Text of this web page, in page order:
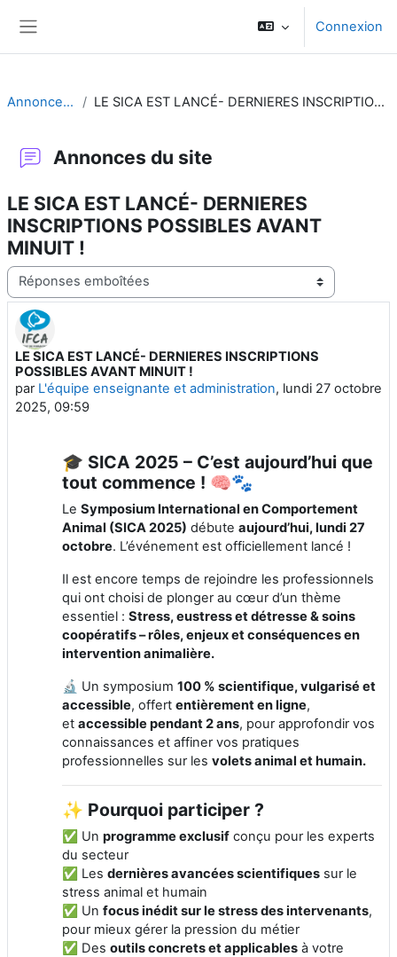
Connexion
Annonces du site LE SICA EST LANCÉ- DERNIERES INSCRIPTIONS POSSIBLES AVANT MINUIT !
Annonces du site
LE SICA EST LANCÉ- DERNIERES
INSCRIPTIONS POSSIBLES AVANT
MINUIT !
Type d’affichage
LE SICA EST LANCÉ- DERNIERES INSCRIPTIONS
POSSIBLES AVANT MINUIT !
par L'équipe enseignante et administration, lundi 27 octobre
2025, 09:59
Nombre de réponses : 0
🎓 SICA 2025 – C’est aujourd’hui que
tout commence ! 🧠🐾
Le Symposium International en Comportement
Animal (SICA 2025) débute aujourd’hui, lundi 27
octobre. L’événement est officiellement lancé !
Il est encore temps de rejoindre les professionnels
qui ont choisi de plonger au cœur d’un thème
essentiel : Stress, eustress et détresse & soins
coopératifs – rôles, enjeux et conséquences en
intervention animalière.
🔬 Un symposium 100 % scientifique, vulgarisé et
accessible, offert entièrement en ligne,
et accessible pendant 2 ans, pour approfondir vos
connaissances et affiner vos pratiques
professionnelles sur les volets animal et humain.
✨ Pourquoi participer ?
✅ Un programme exclusif conçu pour les experts
du secteur
✅ Les dernières avancées scientifiques sur le
stress animal et humain
✅ Un focus inédit sur le stress des intervenants,
pour mieux gérer la pression du métier
✅ Des outils concrets et applicables à votre